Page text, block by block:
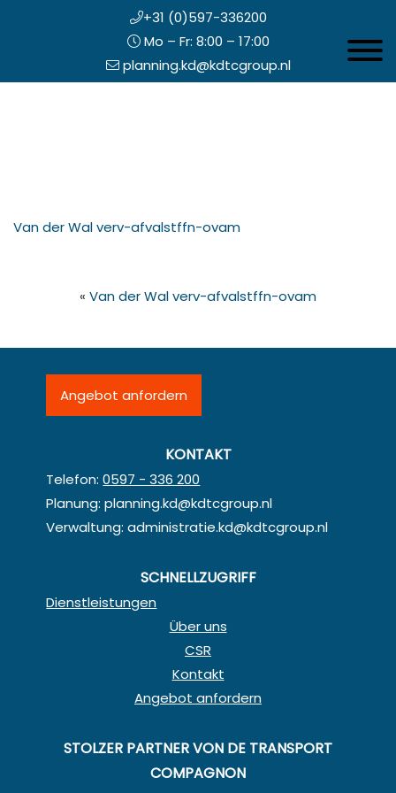
+31 (0)597-336200
Mo – Fr: 8:00 – 17:00
planning.kd@kdtcgroup.nl
Van der Wal verv-afvalstffn-ovam
« Van der Wal verv-afvalstffn-ovam
Angebot anfordern
KONTAKT
Telefon:0597 - 336 200
Planung:planning.kd@kdtcgroup.nl
Verwaltung:administratie.kd@kdtcgroup.nl
SCHNELLZUGRIFF
Dienstleistungen
Über uns
CSR
Kontakt
Angebot anfordern
STOLZER PARTNER VON DE TRANSPORT
COMPAGNON